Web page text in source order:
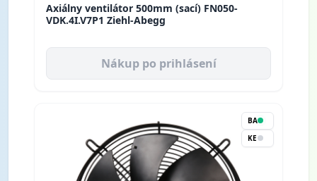
Axiálny ventilátor 500mm (sací) FN050-
VDK.4I.V7P1 Ziehl-Abegg
Nákup po prihlásení
BA
KE